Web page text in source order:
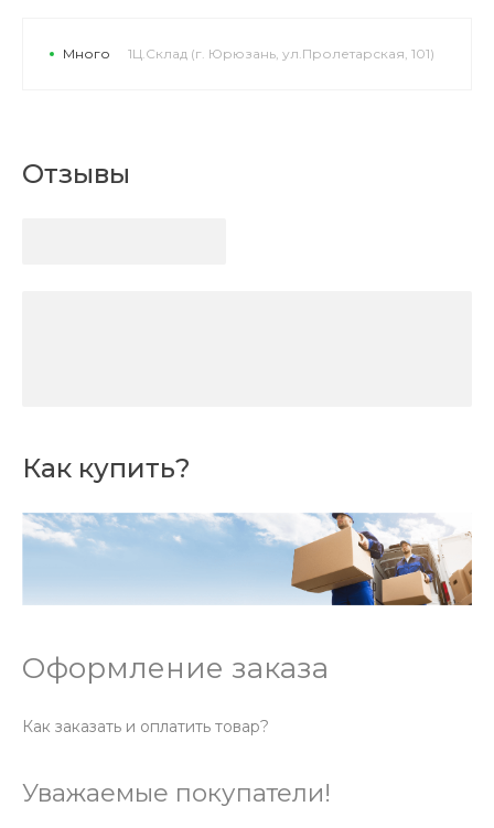
Много 1Ц.Склад (г. Юрюзань, ул.Пролетарская, 101)
Отзывы
Как купить?
Оформление заказа
Как заказать и оплатить товар?
Уважаемые покупатели!